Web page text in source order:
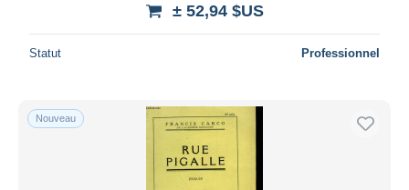
± 52,94 $US
Statut Professionnel
Nouveau